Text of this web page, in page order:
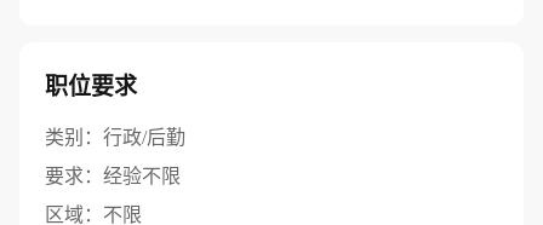
职位要求
类别： 行政/后勤
要求： 经验不限
区域： 不限